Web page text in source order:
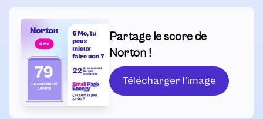
Partage le score de
Norton !
Télécharger l'image